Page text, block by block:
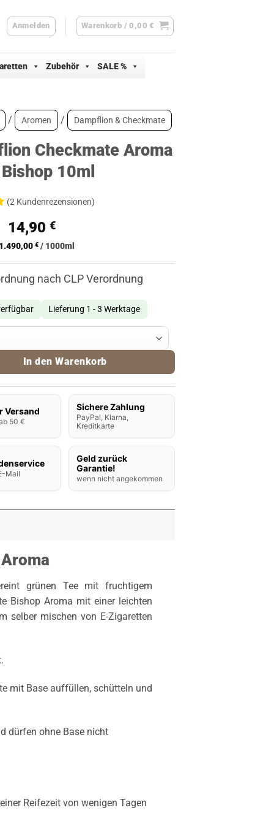
Anmelden Warenkorb /0,00€
Zubehör SALE %
/ Aromen / Dampflion & Checkmate
Checkmate Aroma
10ml
(2 Kundenrezensionen)
Ursprünglicher
Preis
war:
15,90 €
14,90 €Aktueller
Preis
14,90 €.
€/ 1000ml
nach CLP Verordnung
Lieferung 1 - 3 Werktage
In den Warenkorb
Versand
50 €
Sichere Zahlung
PayPal, Klarna,
Kreditkarte
Mail
Geld zurück
Garantie!
wenn nicht angekommen
grünen Tee mit fruchtigem
Bishop Aroma mit einer leichten
selber mischen von E-Zigaretten
mit Base auffüllen, schütteln und
dürfen ohne Base nicht
Reifezeit von wenigen Tagen